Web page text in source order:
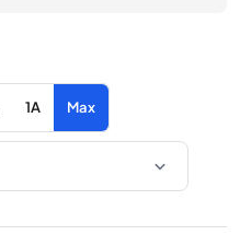
1A Max